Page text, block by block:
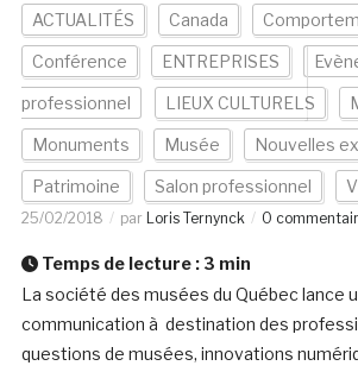
ACTUALITÉS Canada
Conférence ENTREPRISES
professionnel LIEUX CULTURELS
Monuments Musée Nouvelles
Patrimoine Salon professionnel
25/02/2018 par Loris Ternynck 0
Temps de lecture : 3 min
La société des musées du Québec lance
communication à destination des
questions de musées, innovations